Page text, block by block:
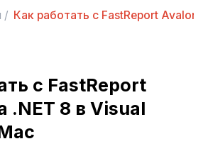
/ Как работать с FastReport
с FastReport
.NET 8 в Visual